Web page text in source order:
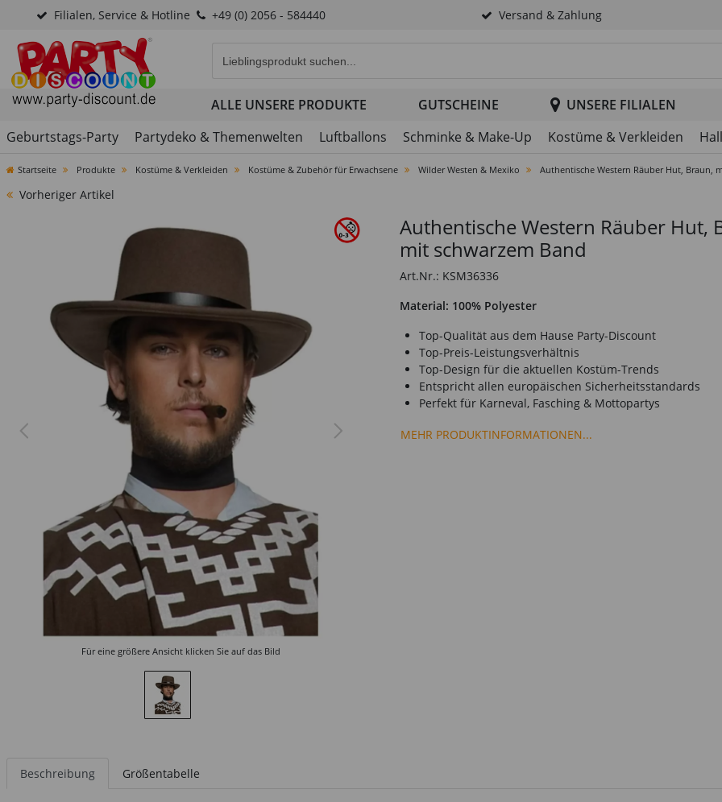
Filialen, Service & Hotline +49 (0) 2056 - 584440 Versand & Zahlung
ALLE UNSERE PRODUKTE GUTSCHEINE
UNSERE FILIALEN
Geburtstags-Party
Partydeko & Themenwelten Luftballons Schminke & Make-Up Kostüme & Verkleiden
Startseite Produkte Kostüme & Verkleiden Kostüme & Zubehör für Erwachsene Wilder Westen & Mexiko Authentische Western Räuber Hut, Braun,
Vorheriger Artikel
Für eine größere Ansicht klicken Sie auf das Bild
Authentische Western Räuber Hut,
mit schwarzem Band
Art.Nr.: KSM36336
Material: 100% Polyester
Top-Qualität aus dem Hause Party-Discount
Top-Preis-Leistungsverhältnis
Top-Design für die aktuellen Kostüm-Trends
Entspricht allen europäischen Sicherheitsstandards
Perfekt für Karneval, Fasching & Mottopartys
MEHR PRODUKTINFORMATIONEN...
Beschreibung Größentabelle